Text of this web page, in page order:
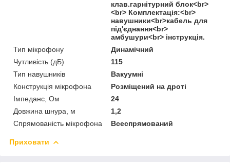
клав.гарнітурний блок<br>
<br> Комплектація:<br>
навушники<br>кабель для
під'єднання<br>
амбушури<br> інструкція.
Тип мікрофону
Динамічний
Чутливість (дБ)
115
Тип навушників
Вакуумні
Конструкція мікрофона
Розміщений на дроті
Імпеданс, Ом
24
Довжина шнура, м
1,2
Спрямованість мікрофона
Всеспрямований
Приховати